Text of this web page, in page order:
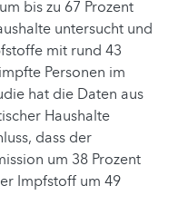
bis zu 67 Prozent
untersucht und
mit rund 43
Personen im
hat die Daten aus
Haushalte
dass der
um 38 Prozent
Impfstoff um 49